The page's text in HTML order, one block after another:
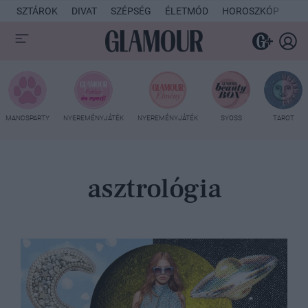
SZTÁROK DIVAT SZÉPSÉG ÉLETMÓD HOROSZKÓP
MANCSPARTY NYEREMÉNYJÁTÉK NYEREMÉNYJÁTÉK SYOSS TAROT
asztrológia